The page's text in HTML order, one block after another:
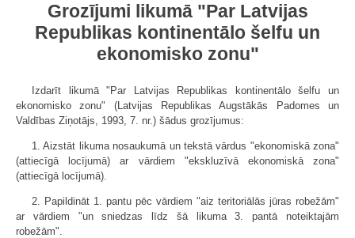
Grozījumi likumā "Par Latvijas
Republikas kontinentālo šelfu un
ekonomisko zonu"
Izdarīt likumā "Par Latvijas Republikas kontinentālo šelfu un
ekonomisko zonu" (Latvijas Republikas Augstākās Padomes un
Valdības Ziņotājs, 1993, 7. nr.) šādus grozījumus:
1. Aizstāt likuma nosaukumā un tekstā vārdus "ekonomiskā zona"
(attiecīgā locījumā) ar vārdiem "ekskluzīvā ekonomiskā zona"
(attiecīgā locījumā).
2. Papildināt 1. pantu pēc vārdiem "aiz teritoriālās jūras robežām"
ar vārdiem "un sniedzas līdz šā likuma 3. pantā noteiktajām
robežām".